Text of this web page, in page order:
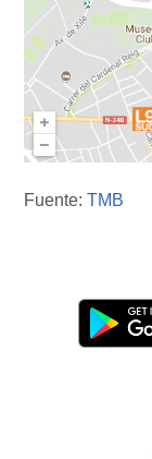
Fuente: TMB